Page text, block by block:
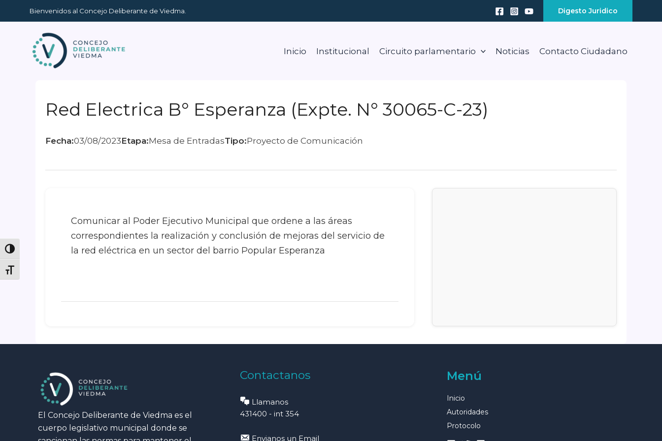
Toggle High Contrast
Toggle Font size
al
contenido
Bienvenidos al Concejo Deliberante de Viedma. Digesto Juridico
Inicio Institucional Circuito parlamentario Noticias Contacto Ciudadano
Red Electrica B° Esperanza (Expte. N° 30065-C-23)
Fecha:03/08/2023Etapa:Mesa de EntradasTipo:Proyecto de Comunicación
Comunicar al Poder Ejecutivo Municipal que ordene a las áreas
correspondientes la realización y conclusión de mejoras del servicio de
la red eléctrica en un sector del barrio Popular Esperanza
El Concejo Deliberante de Viedma es el
cuerpo legislativo municipal donde se
Contactanos
Llamanos
431400 - int 354
Envianos un Email
Menú
Inicio
Autoridades
Protocolo